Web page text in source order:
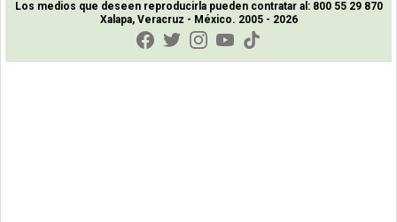
Los medios que deseen reproducirla pueden contratar al: 800 55 29 870
Xalapa, Veracruz - México. 2005 - 2026